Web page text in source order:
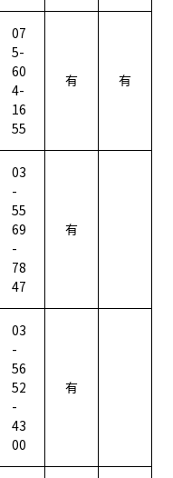
07
5-
60
4-
16
55
有 有
03
-
55
69
-
78
47
有
03
-
56
52
-
43
00
有